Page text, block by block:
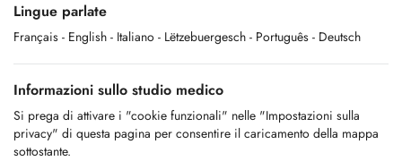
Lingue parlate
Français - English - Italiano - Lëtzebuergesch - Português - Deutsch
Informazioni sullo studio medico
Si prega di attivare i "cookie funzionali" nelle "Impostazioni sulla
privacy" di questa pagina per consentire il caricamento della mappa
sottostante.